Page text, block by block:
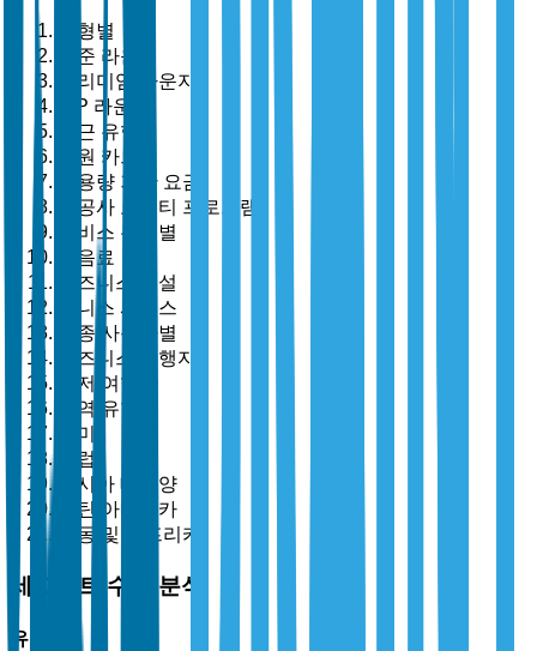
유형별
표준 라운지
프리미엄 라운지
VIP 라운지
접근 유형별
회원 카드
사용량 기반 요금
항공사 로열티 프로그램
서비스 유형별
식음료
비즈니스 시설
웰니스 서비스
최종 사용자별
비즈니스 여행자
레저 여행자
지역 유형별
북미
유럽
아시아 태평양
라틴 아메리카
중동 및 아프리카
세그먼트 수준 분석
유형별